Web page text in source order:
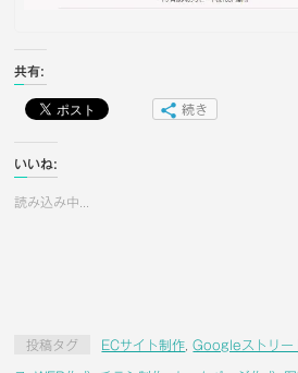
共有:
続き
いいね:
読み込み中...
投稿タグ ECサイト制作 ,Googleストリー